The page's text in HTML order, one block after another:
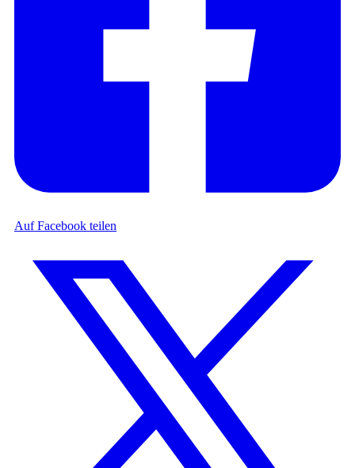
Auf Facebook teilen